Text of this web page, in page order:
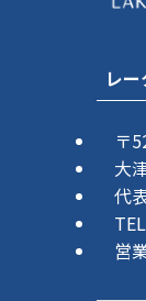
レ
〒
大
代
営